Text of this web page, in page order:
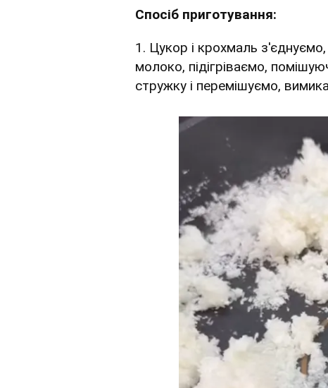
Спосіб приготування:
1. Цукор і крохмаль
молоко, підігріваємо,
стружку і перемішуємо,